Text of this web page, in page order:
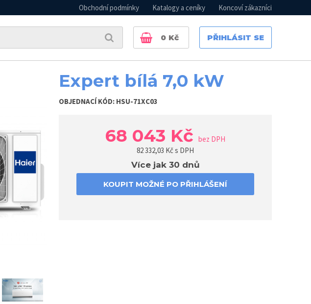
Obchodní podmínky Katalogy a ceníky Koncoví zákazníci
PŘIHLÁSIT SE
0 Kč
Expert bílá 7,0 kW
OBJEDNACÍ KÓD: HSU-71XC03
68 043 Kčbez DPH
82 332,03 Kč s DPH
Více jak 30 dnů
KOUPIT MOŽNÉ PO PŘIHLÁŠENÍ